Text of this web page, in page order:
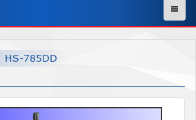
Menu
HS-785DD